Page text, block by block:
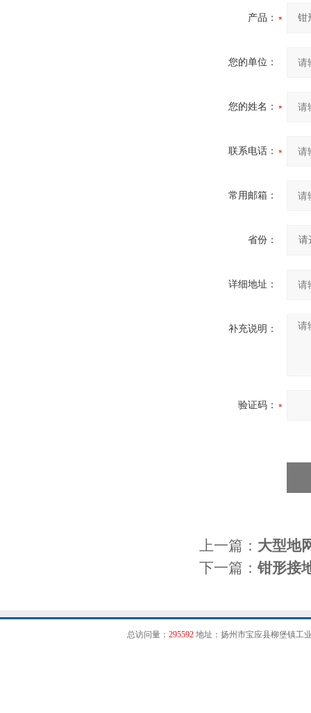
产品：
您的单位：
您的姓名：
联系电话：
常用邮箱：
省份：
详细地址：
补充说明：
验证码：
上一篇： 大型地
下一篇： 钳形接
总访问量： 295592地址：扬州市宝应县柳堡镇工